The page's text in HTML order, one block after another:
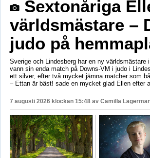
Sextonåriga
världsmästare –
judo på
Sverige och Lindesberg har en ny världsmästare
vann sin enda match på Downs-VM i judo i
ett silver, efter två mycket jämna matcher som
– Ettan är bäst! sade en mycket glad Ellen efter
7 augusti 2026 klockan 15:48 av Camilla